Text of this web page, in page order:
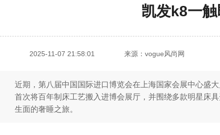
凯发k8一
2025-11-07 21:58:01 来源：vogue风尚网
近期，第八届中国国际进口博览会在上海国家会展中心盛
首次将百年制床工艺搬入进博会展厅，并围绕多款明星床
生面的奢睡之旅。